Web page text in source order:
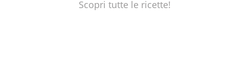
Scopri tutte le ricette!